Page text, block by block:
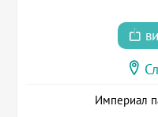
Империал